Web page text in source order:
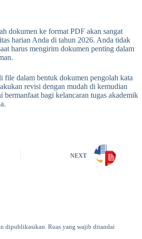
dokumen ke format PDF akan sangat
harian Anda di tahun 2026. Anda tidak
harus mengirim dokumen penting dalam
file dalam bentuk dokumen pengolah kata
revisi dengan mudah di kemudian
bermanfaat bagi kelancaran tugas akademik
NEXT
dipublikasikan. Ruas yang wajib ditandai